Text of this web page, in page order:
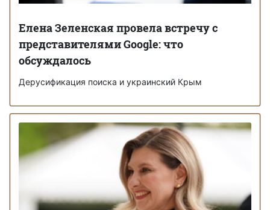
Елена Зеленская провела встречу с
представителями Google: что
обсуждалось
Дерусификация поиска и украинский Крым